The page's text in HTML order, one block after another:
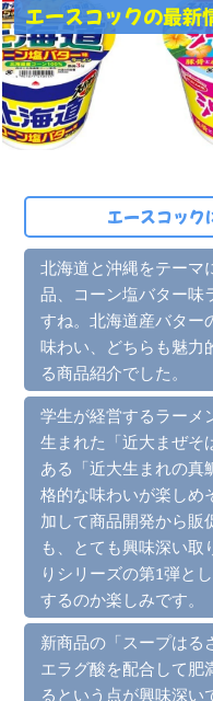
エースコックの最
エースコッ
北海道と沖縄をテーマ
品、コーン塩バター味
すね。北海道産バター
味わい、どちらも魅力
る商品紹介でした。
学生が経営するラーメ
生まれた「近大まぜそ
ある「近大生まれの真
格的な味わいが楽しめ
加して商品開発から販
も、とても興味深い
りシリーズの第1弾と
するのか楽しみです。
新商品の「スープはる
エラグ酸を配合して肥
るという点が興味深い